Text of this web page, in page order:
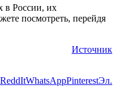
в России, их
посмотреть, перейдя
Источник
ReddItWhatsAppPinterestЭл.